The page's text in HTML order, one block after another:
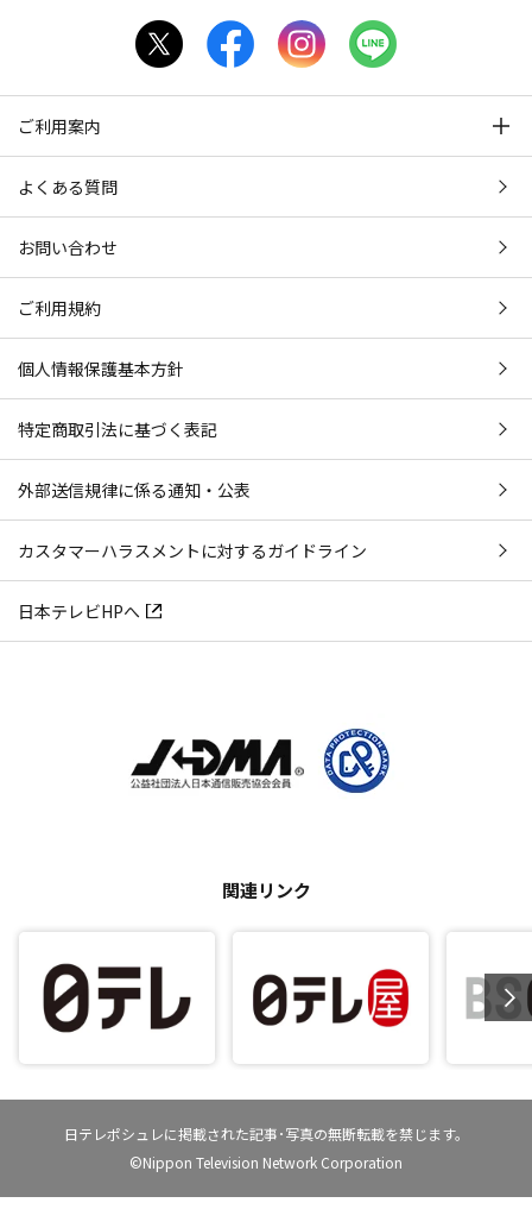
ご利用案内
よくある質問
お問い合わせ
ご利用規約
個人情報保護基本方針
特定商取引法に基づく表記
外部送信規律に係る通知・公表
カスタマーハラスメントに対するガイドライン
日本テレビHPへ
関連リンク
日テレポシュレに掲載された記事･写真の無断転載を禁じます。
©Nippon Television Network Corporation